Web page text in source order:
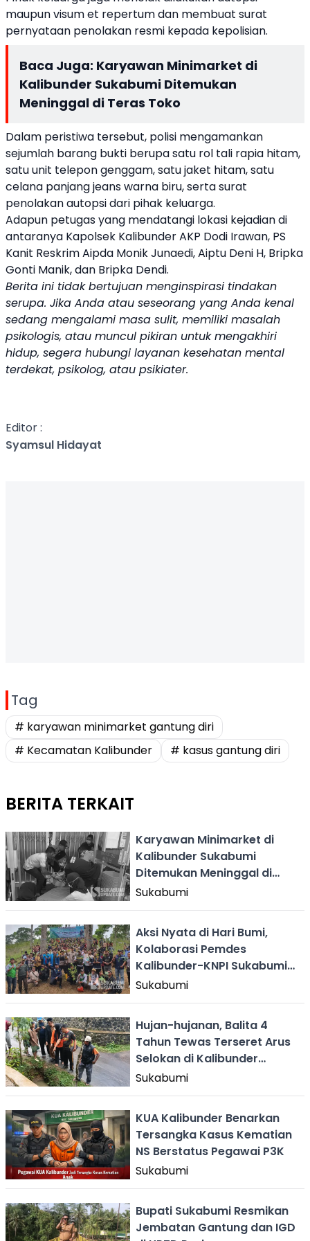
maupun visum et repertum dan membuat surat
pernyataan penolakan resmi kepada kepolisian.
Baca Juga: Karyawan Minimarket di
Kalibunder Sukabumi Ditemukan
Meninggal di Teras Toko
Dalam peristiwa tersebut, polisi mengamankan
sejumlah barang bukti berupa satu rol tali rapia hitam,
satu unit telepon genggam, satu jaket hitam, satu
celana panjang jeans warna biru, serta surat
penolakan autopsi dari pihak keluarga.
Adapun petugas yang mendatangi lokasi kejadian di
antaranya Kapolsek Kalibunder AKP Dodi Irawan, PS
Kanit Reskrim Aipda Monik Junaedi, Aiptu Deni H, Bripka
Gonti Manik, dan Bripka Dendi.
Berita ini tidak bertujuan menginspirasi tindakan
serupa. Jika Anda atau seseorang yang Anda kenal
sedang mengalami masa sulit, memiliki masalah
psikologis, atau muncul pikiran untuk mengakhiri
hidup, segera hubungi layanan kesehatan mental
terdekat, psikolog, atau psikiater.
Editor :
Syamsul Hidayat
Tag
# karyawan minimarket gantung diri
# Kecamatan Kalibunder
# kasus gantung diri
BERITA TERKAIT
Karyawan Minimarket di
Kalibunder Sukabumi
Ditemukan Meninggal di
Teras Toko
Sukabumi
Aksi Nyata di Hari Bumi,
Kolaborasi Pemdes
Kalibunder-KNPI Sukabumi
Targetkan 10 Ribu Pohon
Ditanam
Sukabumi
Hujan-hujanan, Balita 4
Tahun Tewas Terseret Arus
Selokan di Kalibunder
Sukabumi
Sukabumi
KUA Kalibunder Benarkan
Tersangka Kasus Kematian
NS Berstatus Pegawai P3K
Sukabumi
Bupati Sukabumi Resmikan
Jembatan Gantung dan IGD